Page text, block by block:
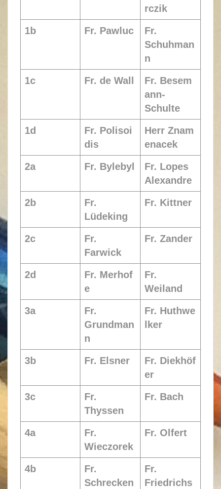
rczik
1b Fr. Pawluc
Fr.
Schuhman
n
1c Fr. de Wall
Fr. Besem
ann-
Schulte
1d
Fr. Polisoi
dis
Herr Znam
enacek
2a Fr. Bylebyl
Fr. Lopes
Alexandre
2b
Fr.
Lüdeking
Fr. Kittner
2c
Fr.
Farwick
Fr. Zander
2d
Fr. Merhof
e
Fr.
Weiland
3a
Fr.
Grundman
n
Fr. Huthwe
lker
3b Fr. Elsner
Fr. Diekhöf
er
3c
Fr.
Thyssen
Fr. Bach
4a
Fr.
Wieczorek
Fr. Olfert
4b
Fr.
Schrecken
Fr.
Friedrichs